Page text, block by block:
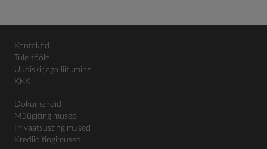
Kontaktid
Tule tööle
Uudiskirjaga liitumine
KKK
Dokumendid
Müügitingimused
Privaatsustingimused
Krediiditingimused